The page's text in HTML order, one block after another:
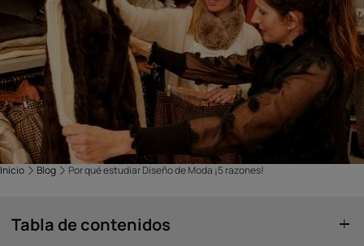
Inicio Blog Por qué estudiar Diseño de Moda ¡5 razones!
Tabla de contenidos